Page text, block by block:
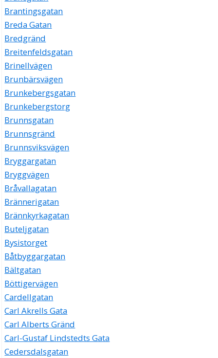
Brantingsgatan
Breda Gatan
Bredgränd
Breitenfeldsgatan
Brinellvägen
Brunbärsvägen
Brunkebergsgatan
Brunkebergstorg
Brunnsgatan
Brunnsgränd
Brunnsviksvägen
Bryggargatan
Bryggvägen
Bråvallagatan
Brännerigatan
Brännkyrkagatan
Buteljgatan
Bysistorget
Båtbyggargatan
Bältgatan
Böttigervägen
Cardellgatan
Carl Akrells Gata
Carl Alberts Gränd
Carl-Gustaf Lindstedts Gata
Cedersdalsgatan